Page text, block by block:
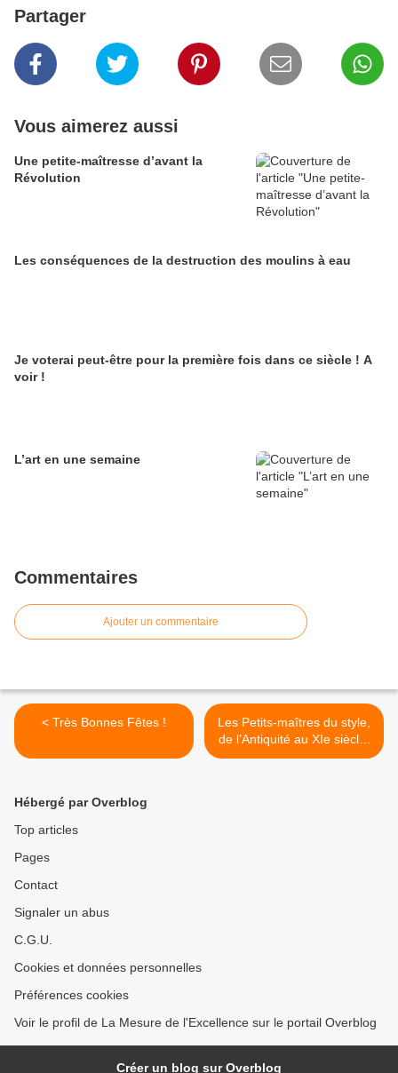
Partager
Vous aimerez aussi
Une petite-maîtresse d’avant la
Révolution
Les conséquences de la destruction des moulins à eau
Je voterai peut-être pour la première fois dans ce siècle ! A
voir !
L’art en une semaine
Commentaires
Ajouter un commentaire
< Très Bonnes Fêtes !
Les Petits-maîtres du style,
de l’Antiquité au XIe siècle.
>
Hébergé par Overblog
Top articles
Pages
Contact
Signaler un abus
C.G.U.
Cookies et données personnelles
Préférences cookies
Voir le profil de La Mesure de l'Excellence sur le portail Overblog
Créer un blog sur Overblog